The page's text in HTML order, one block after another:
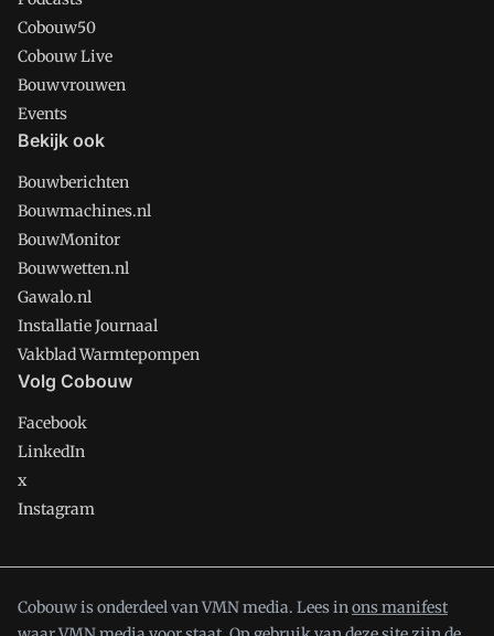
Cobouw50
Cobouw Live
Bouwvrouwen
Events
Bekijk ook
Bouwberichten
Bouwmachines.nl
BouwMonitor
Bouwwetten.nl
Gawalo.nl
Installatie Journaal
Vakblad Warmtepompen
Volg Cobouw
Facebook
LinkedIn
x
Instagram
Cobouw is onderdeel van VMN media. Lees inons manifest